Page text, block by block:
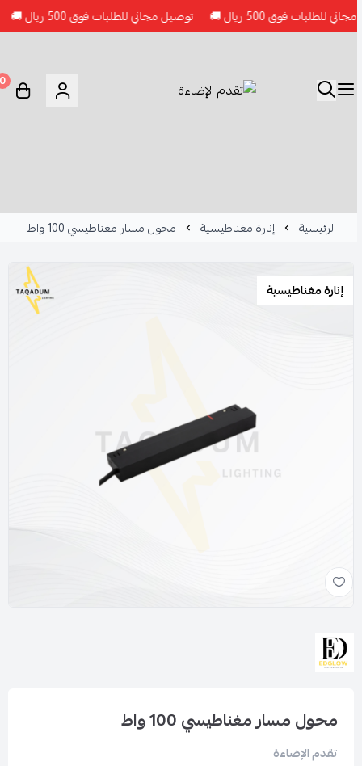
فوق 500 ريال 🚚 توصيل مجاني للطلبات فوق 500 ريال 🚚
0
الرئيسية إنارة مغناطيسية محول مسار مغناطيسي 100 واط
إنارة مغناطيسية
محول مسار مغناطيسي 100 واط
تقدم الإضاءة